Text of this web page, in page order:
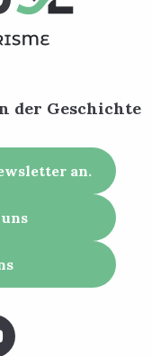
der Geschichte
an.